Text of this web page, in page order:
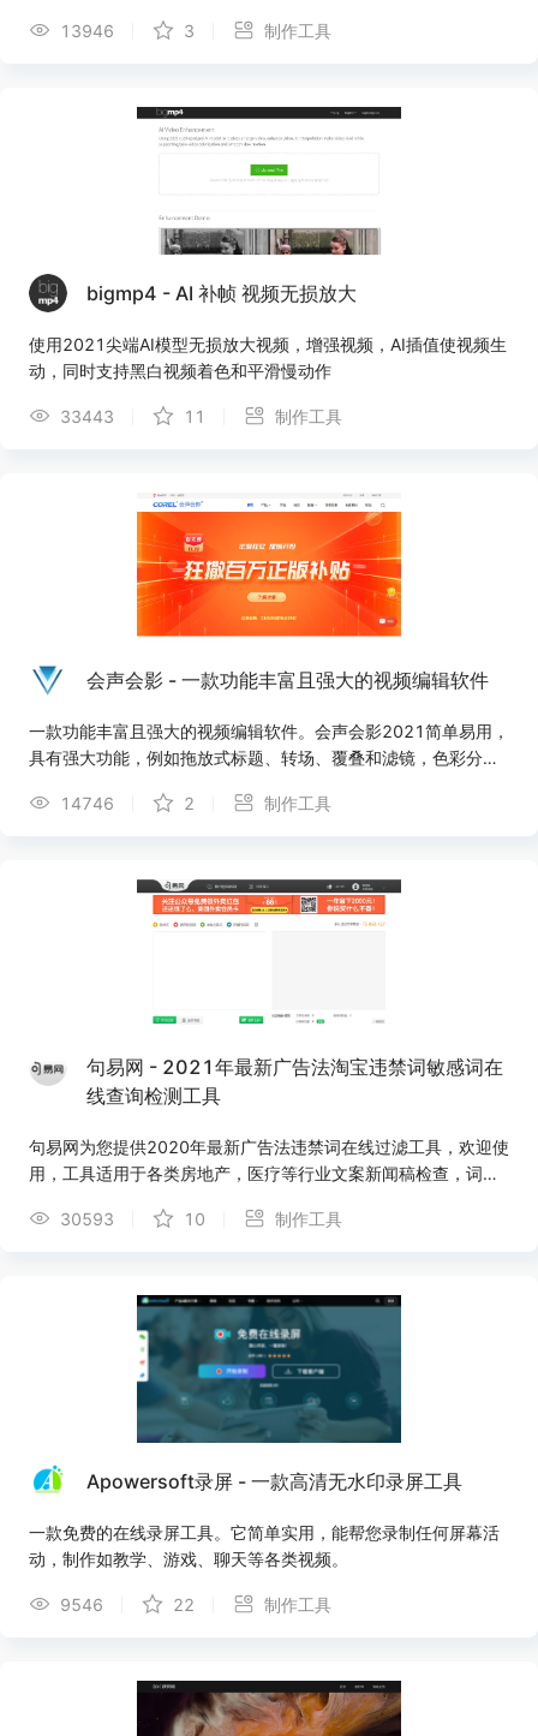
13946
3 制作工具
bigmp4 - AI 补帧 视频无损放大
使用2021尖端AI模型无损放大视频，增强视频，AI插值使视频生
动，同时支持黑白视频着色和平滑慢动作
33443 11 制作工具
会声会影 - 一款功能丰富且强大的视频编辑软件
一款功能丰富且强大的视频编辑软件。会声会影2021简单易用，
具有强大功能，例如拖放式标题、转场、覆叠和滤镜，色彩分
而做出影院级别的效果。优化分屏剪辑功能，简化多时间轴编辑
使用MultiCam Capture Lite可以轻松录制并编辑视频教程、产品
演示、游戏视频、在线课程。会声会影2021的智能工具，使用AI
别、绘制面部特征，方便直接替换妙趣横生的眼睛、搞笑的耳
14746 2 制作工具
句易网 - 2021年最新广告法淘宝违禁词敏感词在
线查询检测工具
句易网为您提供2020年最新广告法违禁词在线过滤工具，欢迎使
用，工具适用于各类房地产，医疗等行业文案新闻稿检查，词库
30593
10 制作工具
Apowersoft录屏 - 一款高清无水印录屏工具
一款免费的在线录屏工具。它简单实用，能帮您录制任何屏幕活
动，制作如教学、游戏、聊天等各类视频。
9546 22 制作工具